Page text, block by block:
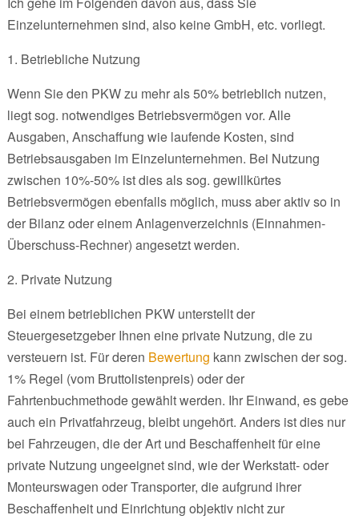
Einzelunternehmen sind, also keine GmbH, etc. vorliegt.
1. Betriebliche Nutzung
Wenn Sie den PKW zu mehr als 50% betrieblich nutzen,
liegt sog. notwendiges Betriebsvermögen vor. Alle
Ausgaben, Anschaffung wie laufende Kosten, sind
Betriebsausgaben im Einzelunternehmen. Bei Nutzung
zwischen 10%-50% ist dies als sog. gewillkürtes
Betriebsvermögen ebenfalls möglich, muss aber aktiv so in
der Bilanz oder einem Anlagenverzeichnis (Einnahmen-
Überschuss-Rechner) angesetzt werden.
2. Private Nutzung
Bei einem betrieblichen PKW unterstellt der
Steuergesetzgeber Ihnen eine private Nutzung, die zu
versteuern ist. Für deren Bewertung kann zwischen der sog.
1% Regel (vom Bruttolistenpreis) oder der
Fahrtenbuchmethode gewählt werden. Ihr Einwand, es gebe
auch ein Privatfahrzeug, bleibt ungehört. Anders ist dies nur
bei Fahrzeugen, die der Art und Beschaffenheit für eine
private Nutzung ungeeignet sind, wie der Werkstatt- oder
Monteurswagen oder Transporter, die aufgrund ihrer
Beschaffenheit und Einrichtung objektiv nicht zur